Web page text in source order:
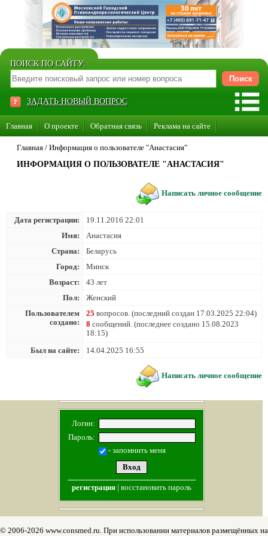
ПОИСК ПО САЙТУ:
ЗАДАТЬ НОВЫЙ ВОПРОС
Главная О проекте Обратная связь Реклама на сайте
Стать консультантом нашего сайта
Суперакция «Каждому врачу свой сайт»
Главная / Информация о пользователе "Анастасия"
ИНФОРМАЦИЯ О ПОЛЬЗОВАТЕЛЕ "АНАСТАСИЯ"
Написать личное сообщение
Дата регистрации:
19.11.2016 22:01
Имя:
Анастасия
Страна:
Беларусь
Город:
Минск
Возраст:
43 лет
Пол:
Женский
Пользователем
создано:
25 вопросов. (последний создан 17.03.2025 22:04)
8 сообщений. (последнее создано 15.08.2023
18:15)
Был на сайте:
14.04.2025 16:55
Написать личное сообщение
Логин:
Пароль:
- запомнить меня
регистрация| восстановить пароль
© 2006-2026 www.consmed.ru. При использовании материалов размещённых на